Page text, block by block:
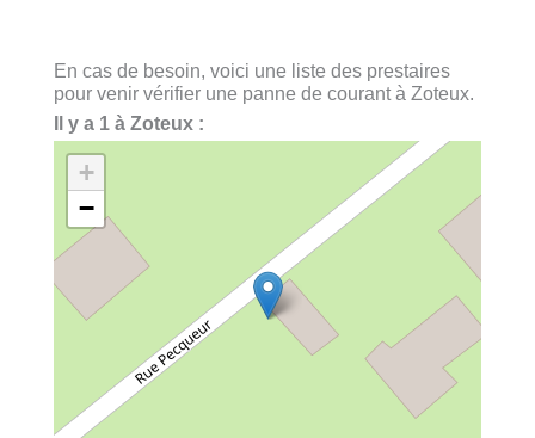
En cas de besoin, voici une liste des prestaires
pour venir vérifier une panne de courant à Zoteux.
Il y a 1 à Zoteux :
+
−